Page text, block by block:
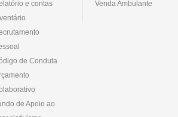
e contas
de Conduta
de Apoio ao
Venda Ambulante